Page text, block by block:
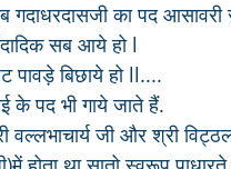
का पद आसावरी
सब आये हो l
बिछाये हो ll....
के पद भी गाये जाते हैं.
वल्लभाचार्य जी और श्री